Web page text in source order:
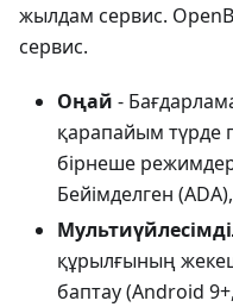
жылдам сервис.
сервис.
Оңай -
қарапайым түрде
бірнеше
Бейімделген
құрылғының
баптау (Android